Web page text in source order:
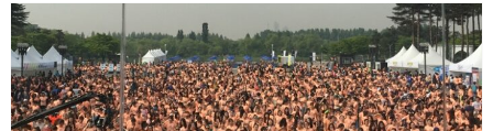
size.size.